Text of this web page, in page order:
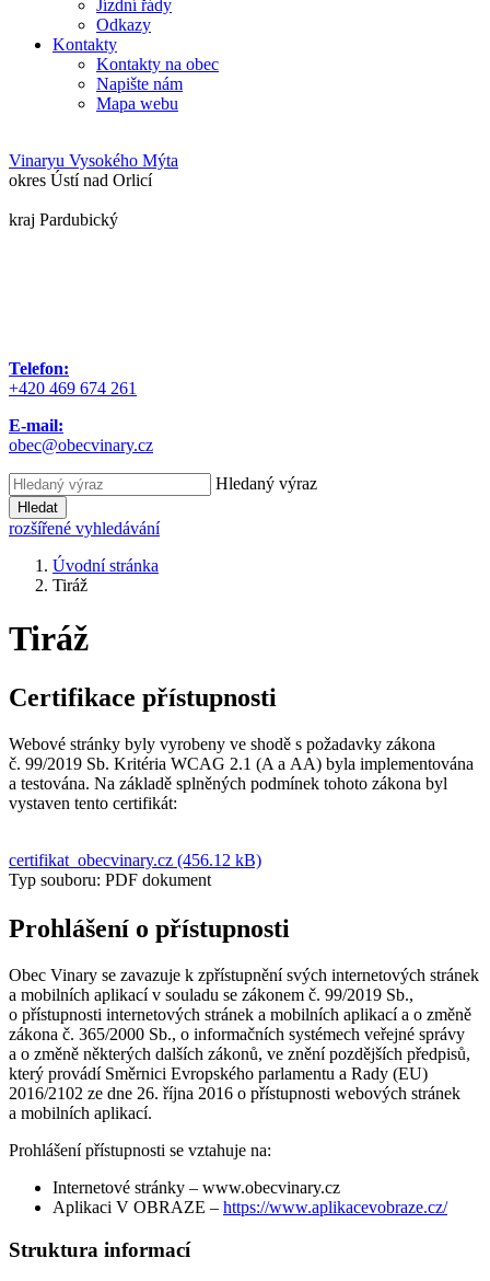
Jízdní řády
Odkazy
Kontakty
Kontakty na obec
Napište nám
Mapa webu
Vinaryu Vysokého Mýta
okres Ústí nad Orlicí
kraj Pardubický
Telefon:
+420 469 674 261
E-mail:
obec@obecvinary.cz
Hledaný výraz
Hledat
rozšířené vyhledávání
Úvodní stránka
Tiráž
Tiráž
Certifikace přístupnosti
Webové stránky byly vyrobeny ve shodě s požadavky zákona
č. 99/2019 Sb. Kritéria WCAG 2.1 (A a AA) byla implementována
a testována. Na základě splněných podmínek tohoto zákona byl
vystaven tento certifikát:
certifikat_obecvinary.cz (456.12 kB)
Typ souboru: PDF dokument
Prohlášení o přístupnosti
Obec Vinary se zavazuje k zpřístupnění svých internetových stránek
a mobilních aplikací v souladu se zákonem č. 99/2019 Sb.,
o přístupnosti internetových stránek a mobilních aplikací a o změně
zákona č. 365/2000 Sb., o informačních systémech veřejné správy
a o změně některých dalších zákonů, ve znění pozdějších předpisů,
který provádí Směrnici Evropského parlamentu a Rady (EU)
2016/2102 ze dne 26. října 2016 o přístupnosti webových stránek
a mobilních aplikací.
Prohlášení přístupnosti se vztahuje na:
Internetové stránky – www.obecvinary.cz
Aplikaci V OBRAZE – https://www.aplikacevobraze.cz/
Struktura informací